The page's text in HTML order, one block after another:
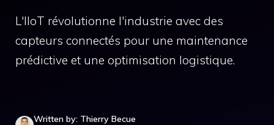
L'IIoT révolutionne l'industrie avec des
capteurs connectés pour une maintenance
prédictive et une optimisation logistique.
Written by: Thierry Becue